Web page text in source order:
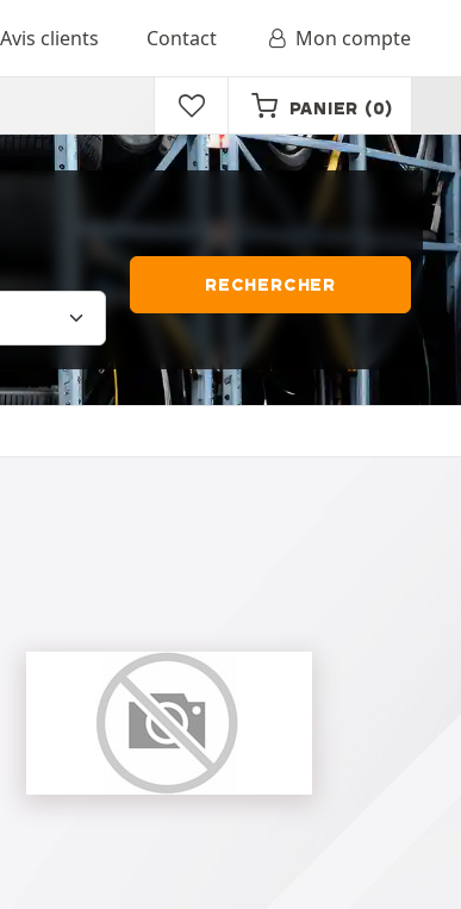
Avis clients Contact Mon compte
PANIER (0)
RECHERCHER